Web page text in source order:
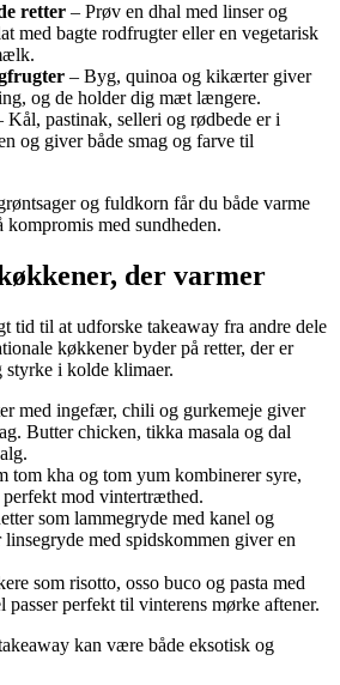
retter – Prøv en dhal med linser og
med bagte rodfrugter eller en vegetarisk
– Byg, quinoa og kikærter giver
og de holder dig mæt længere.
Kål, pastinak, selleri og rødbede er i
og giver både smag og farve til
og fuldkorn får du både varme
kompromis med sundheden.
der varmer
tid til at udforske takeaway fra andre dele
køkkener byder på retter, der er
styrke i kolde klimaer.
med ingefær, chili og gurkemeje giver
Butter chicken, tikka masala og dal
tom kha og tom yum kombinerer syre,
mod vintertræthed.
som lammegryde med kanel og
med spidskommen giver en
som risotto, osso buco og pasta med
passer perfekt til vinterens mørke aftener.
kan være både eksotisk og